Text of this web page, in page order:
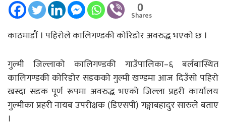
0
Shares
काठमाडौं । पहिरोले कालिगण्डकी कोरिडोर अवरुद्ध भएको छ ।
गुल्मी जिल्लाको कालिगण्डकी गाउँपालिका–६ बर्लबास्थित
कालिगण्डकी कोरिडोर सडकको गुल्मी खण्डमा आज दिउँसो पहिरो
खस्दा सडक पूर्ण रूपमा अवरुद्ध भएको जिल्ला प्रहरी कार्यालय
गुल्मीका प्रहरी नायब उपरीक्षक (डिएसपी) गङ्गाबहादुर सारुले बताए
।